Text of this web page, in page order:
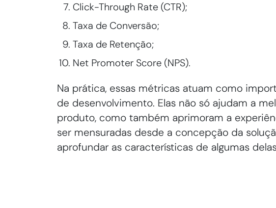
Click-Through Rate (CTR);
Taxa de Conversão;
Taxa de Retenção;
Net Promoter Score (NPS).
Na prática, essas métricas atuam como
de desenvolvimento. Elas não só ajudam a
produto, como também aprimoram a
ser mensuradas desde a concepção da
aprofundar as características de algumas